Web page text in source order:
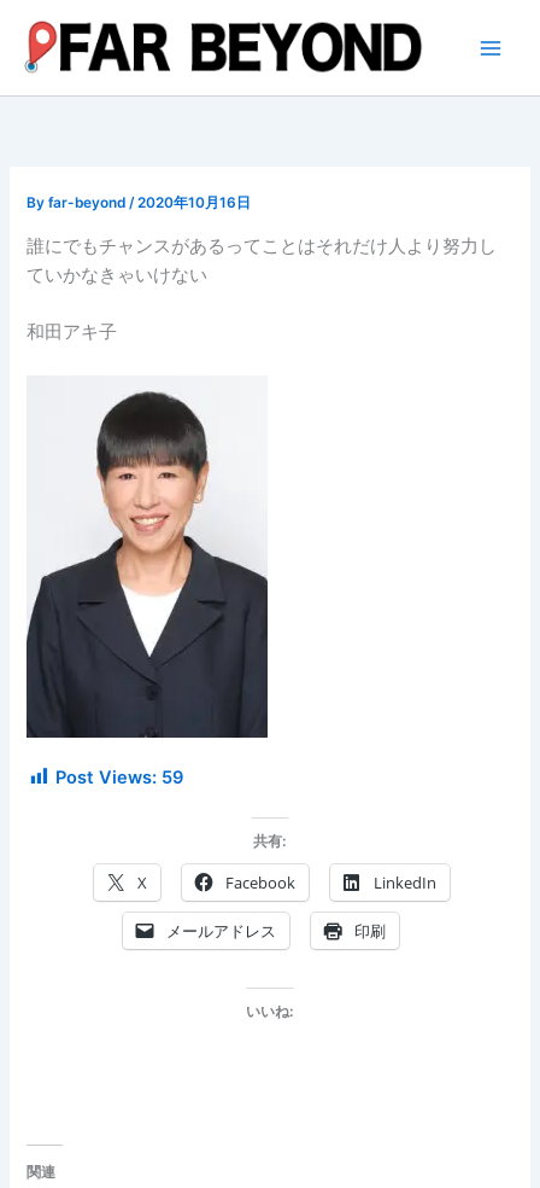
ス
Byfar-beyond/2020年10月16日
誰にでもチャンスがあるってことはそれだけ人より努力し
ていかなきゃいけない
和田アキ子
Post Views: 59
共有:
X Facebook LinkedIn
メールアドレス 印刷
いいね:
関連